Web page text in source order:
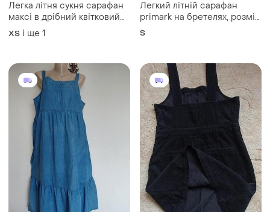
Легка літня сукня сарафан
максі в дрібний квітковий
принт new look розмір s / xs
/ 36 / 8
ХS і ще 1
Легкий літній сарафан
primark на бретелях, розмір
s (38-40)
S